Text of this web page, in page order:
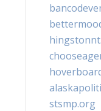
stsmp.org